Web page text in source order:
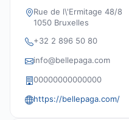
Rue de l\'Ermitage 48/8
1050 Bruxelles
+32 2 896 50 80
info@bellepaga.com
00000000000000
https://bellepaga.com/